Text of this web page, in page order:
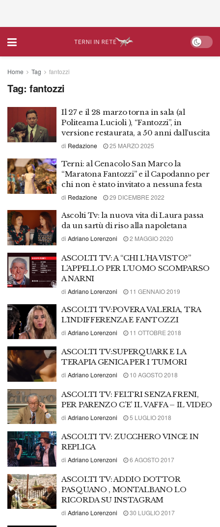
Home Tag fantozzi
Tag: fantozzi
Il 27 e il 28 marzo torna in sala (al
Politeama Lucioli ), “Fantozzi”, in
versione restaurata, a 50 anni dall’uscita
di Redazione 25 MARZO 2025
Terni: al Cenacolo San Marco la
“Maratona Fantozzi” e il Capodanno per
chi non è stato invitato a nessuna festa
di Redazione 29 DICEMBRE 2022
Ascolti Tv: la nuova vita di Laura passa
da un sartù di riso alla napoletana
di Adriano Lorenzoni 2 MAGGIO 2020
ASCOLTI TV: A “CHI L’HA VISTO?”
L’APPELLO PER L’UOMO SCOMPARSO
A NARNI
di Adriano Lorenzoni 11 GENNAIO 2019
ASCOLTI TV:POVERA VALERIA, TRA
L’INDIFFERENZA E FANTOZZI
di Adriano Lorenzoni 11 OTTOBRE 2018
ASCOLTI TV:SUPERQUARK E LA
TERAPIA GENICA PER I TUMORI
di Adriano Lorenzoni 10 AGOSTO 2018
ASCOLTI TV: FELTRI SENZA FRENI,
PER PARENZO C’E’ IL VAFFA – IL VIDEO
di Adriano Lorenzoni 5 LUGLIO 2018
ASCOLTI TV: ZUCCHERO VINCE IN
REPLICA
di Adriano Lorenzoni 6 AGOSTO 2017
ASCOLTI TV: ADDIO DOTTOR
PASQUANO , MONTALBANO LO
RICORDA SU INSTAGRAM
di Adriano Lorenzoni 30 LUGLIO 2017